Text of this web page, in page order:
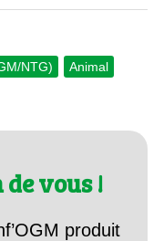
NTG)
Animal
vous !
produit